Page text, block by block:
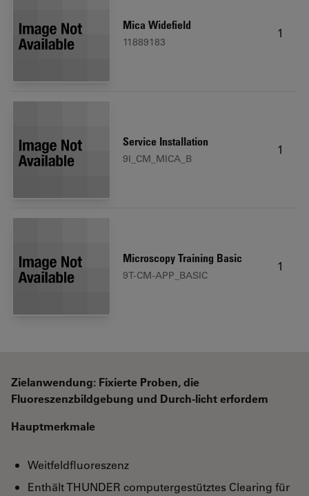
Mica Widefield
11889183
1
Service Installation
9I_CM_MICA_B
1
Microscopy Training Basic
9T-CM-APP_BASIC
1
Zielanwendung: Fixierte Proben, die
Fluoreszenzbildgebung und Durch-licht erfordern
Hauptmerkmale
Weitfeldfluoreszenz
Enthält THUNDER computergestütztes Clearing für